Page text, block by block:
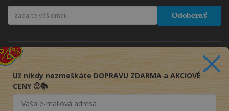
Odoberať
Už nikdy nezmeškáte DOPRAVU ZDARMA a AKCIOVÉ
CENY 🙂📚